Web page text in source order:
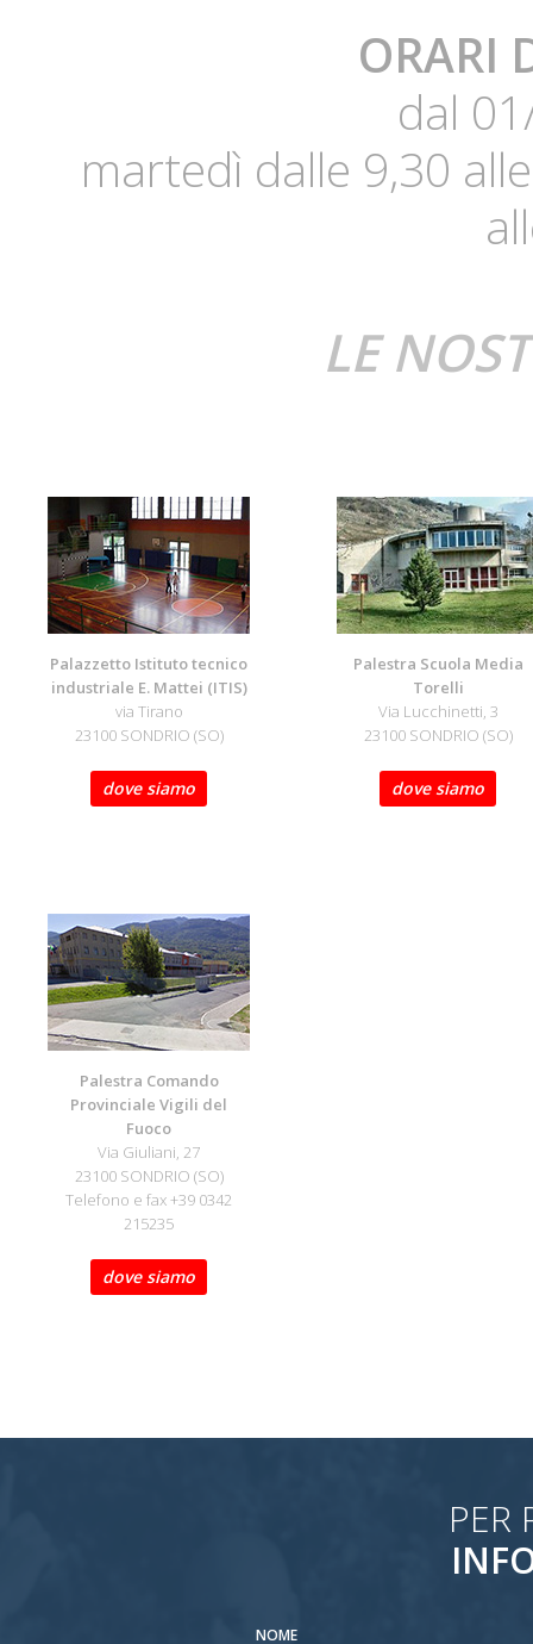
ORARI
dal
martedì dalle 9,30
LE
Palazzetto Istituto tecnico
industriale E. Mattei (ITIS)
via Tirano
23100 SONDRIO (SO)
dove siamo
Palestra Scuola Media
Torelli
Via Lucchinetti, 3
23100 SONDRIO (SO)
dove siamo
Palestra Comando
Provinciale Vigili del
Fuoco
Via Giuliani, 27
23100 SONDRIO (SO)
Telefono e fax +39 0342
215235
dove siamo
PER
NOME